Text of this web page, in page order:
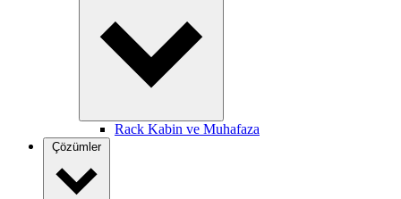
Rack Kabin ve Muhafaza
Çözümler